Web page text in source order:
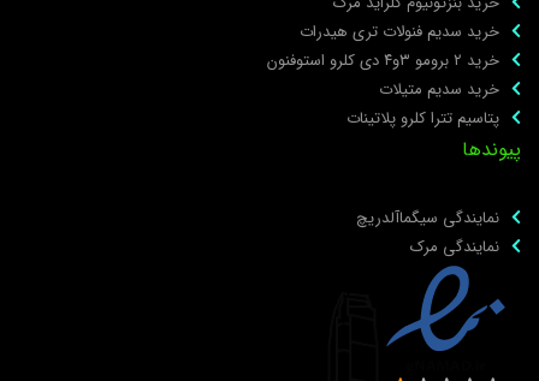
خرید سدیم فنولات تری هیدرات
خرید ۲ برومو ۳و۴ دی‌ کلرو استوفنون
خرید سدیم متیلات
پتاسیم تترا کلرو پلاتینات
نمایندگی سیگماآلدریچ
نمایندگی مرک